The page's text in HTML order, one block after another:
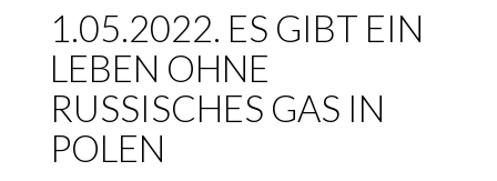
1.05.2022. ES GIBT EIN
LEBEN OHNE
RUSSISCHES GAS IN
POLEN